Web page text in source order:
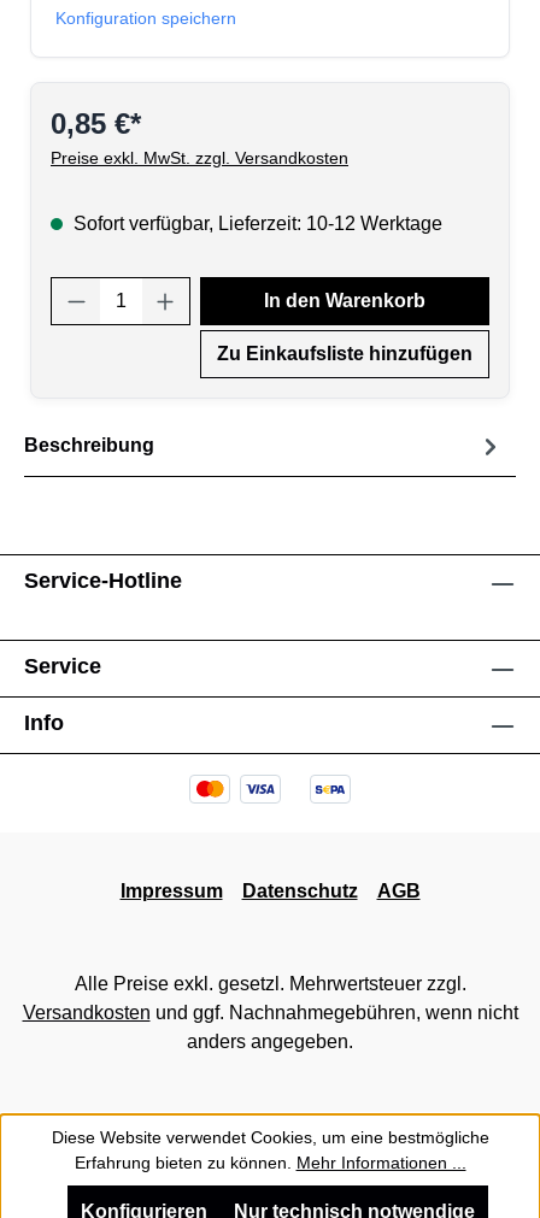
Konfiguration speichern
0,85 €*
Preise exkl. MwSt. zzgl. Versandkosten
Sofort verfügbar, Lieferzeit: 10-12 Werktage
Produkt Anzahl: Gib den gewünschten
In den Warenkorb
Zu Einkaufsliste hinzufügen
Beschreibung
Service-Hotline
Service
Info
Impressum Datenschutz AGB
Alle Preise exkl. gesetzl. Mehrwertsteuer zzgl.
Versandkosten und ggf. Nachnahmegebühren, wenn nicht
anders angegeben.
Diese Website verwendet Cookies, um eine bestmögliche
Erfahrung bieten zu können. Mehr Informationen ...
Nur technisch notwendige
Konfigurieren